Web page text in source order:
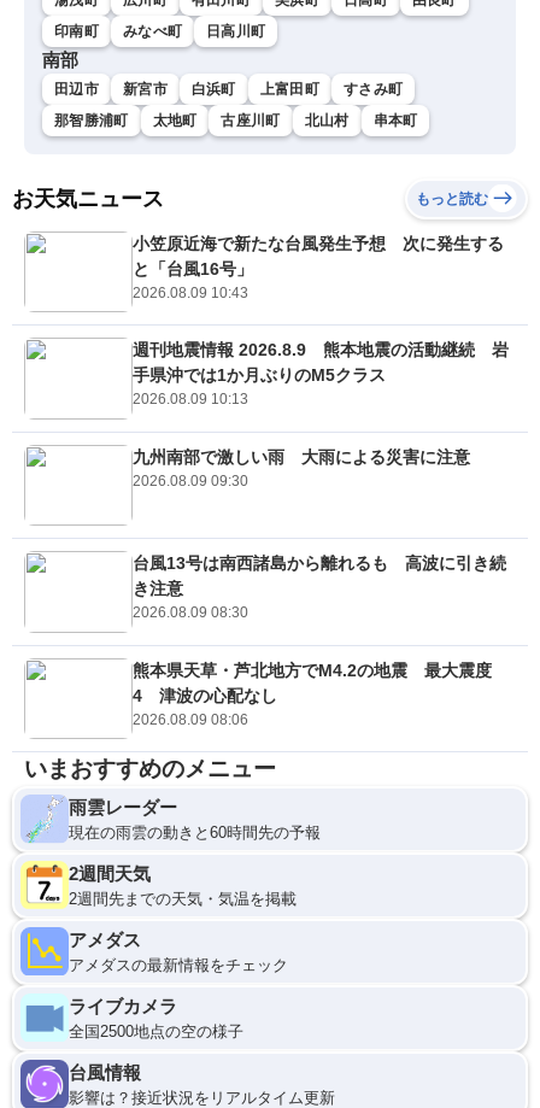
印南町
みなべ町 日高川町
南部
田辺市 新宮市 白浜町 上富田町
すさみ町
那智勝浦町
太地町 古座川町 北山村 串本町
お天気ニュース もっと読む
小笠原近海で新たな台風発生予想 次に発生する
と「台風16号」
2026.08.09 10:43
週刊地震情報 2026.8.9 熊本地震の活動継続 岩
手県沖では1か月ぶりのM5クラス
2026.08.09 10:13
九州南部で激しい雨 大雨による災害に注意
2026.08.09 09:30
台風13号は南西諸島から離れるも 高波に引き続
き注意
2026.08.09 08:30
熊本県天草・芦北地方でM4.2の地震 最大震度
4 津波の心配なし
2026.08.09 08:06
いまおすすめのメニュー
雨雲レーダー
現在の雨雲の動きと60時間先の予報
2週間天気
2週間先までの天気・気温を掲載
アメダス
アメダスの最新情報をチェック
ライブカメラ
全国2500地点の空の様子
台風情報
影響は？接近状況をリアルタイム更新